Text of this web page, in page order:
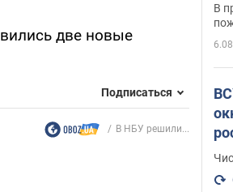
две новые
Подписаться
В НБУ решили...
В